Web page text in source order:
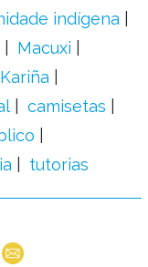
indígena
Macuxi
Kariña
camisetas
tutorias